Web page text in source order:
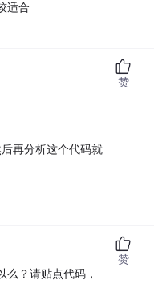
适合
再分析这个代码就
赞
么？请贴点代码，
赞